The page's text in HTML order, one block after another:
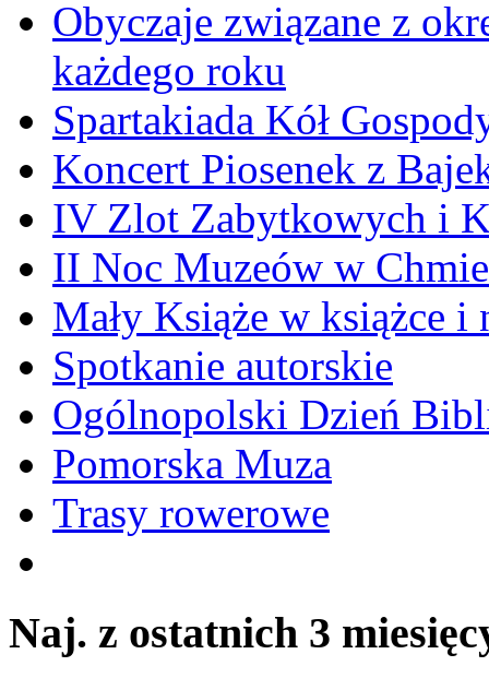
Obyczaje związane z
każdego roku
Spartakiada Kół
Koncert Piosenek z
IV Zlot Zabytkowych i
II Noc Muzeów w
Mały Książe w książce i
Spotkanie autorskie
Ogólnopolski Dzień
Pomorska Muza
Trasy rowerowe
Naj. z ostatnich 3